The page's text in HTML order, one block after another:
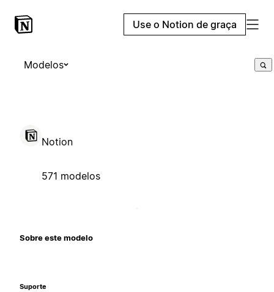
Use o Notion de graça
Modelos
Notion
571 modelos
Sobre este modelo
Suporte